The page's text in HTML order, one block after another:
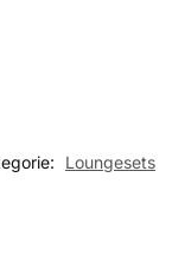
Loungesets